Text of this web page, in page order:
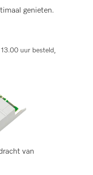
genieten.
uur besteld,
van